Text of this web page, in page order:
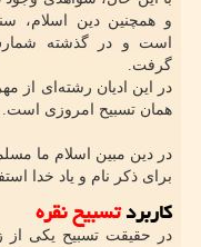
و همچنین دین ​​اسلام،
است و در گذشته
گرفت.
در این ادیان رشته‌ای از
همان تسبیح امروزی است.
در دین مبین اسلام ما
برای ذکر نام و یاد خدا
کاربردتسبیح نقره
در حقیقت تسبیح یکی از